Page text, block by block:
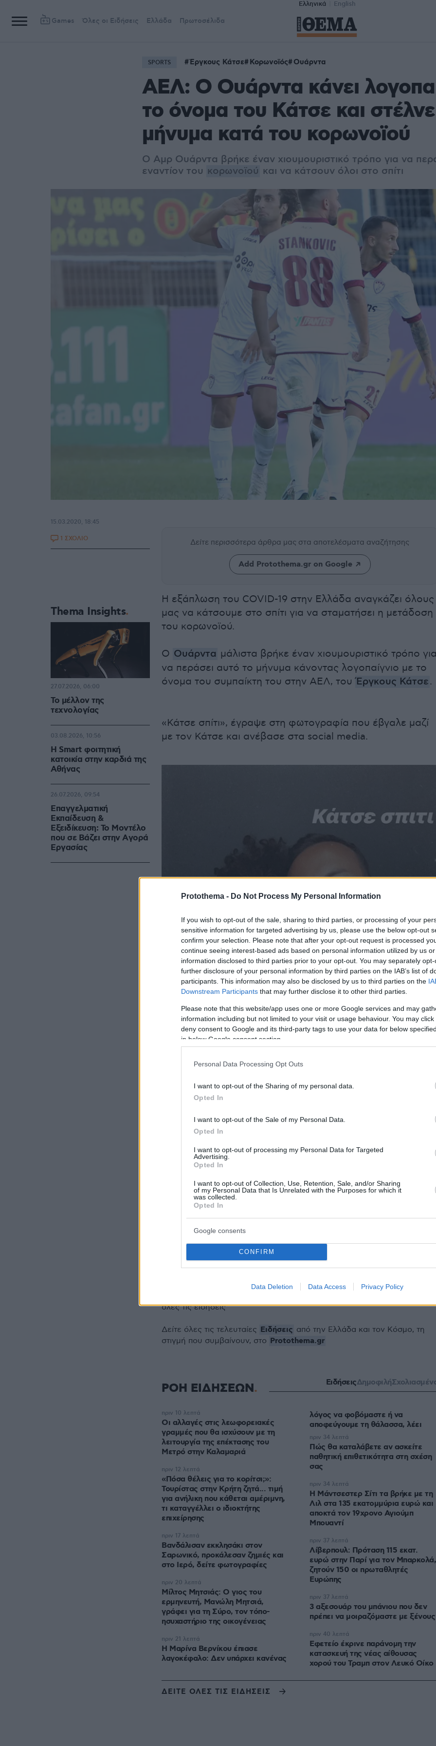
Protothema - Do Not Process My Personal Information
If you wish to opt-out of the sale, sharing to third parties, or processing of your
sensitive information for targeted advertising by us, please use the below opt-out
confirm your selection. Please note that after your opt-out request is processed
continue seeing interest-based ads based on personal information utilized by us
information disclosed to third parties prior to your opt-out. You may separately
further disclosure of your personal information by third parties on the IAB’s list of
participants. This information may also be disclosed by us to third parties on the
Downstream Participants that may further disclose it to other third parties.
Please note that this website/app uses one or more Google services and may
information including but not limited to your visit or usage behaviour. You may
deny consent to Google and its third-party tags to use your data for below
in below Google consent section.
Personal Data Processing Opt Outs
I want to opt-out of the Sharing of my personal data.
Opted In
I want to opt-out of the Sale of my Personal Data.
Opted In
I want to opt-out of processing my Personal Data for Targeted
Advertising.
Opted In
I want to opt-out of Collection, Use, Retention, Sale, and/or Sharing
of my Personal Data that Is Unrelated with the Purposes for which it
was collected.
Opted In
Google consents
CONFIRM
Data Deletion Data Access Privacy Policy
Ελληνικά English
Games Όλες οι Ειδήσεις Ελλάδα Πρωτοσέλιδα
SPORTS Έργκους Κάτσε Κορωνοϊός Ουάρντα
ΑΕΛ: Ο Ουάρντα κάνει
το όνομα του Κάτσε και
μήνυμα κατά του κορωνοϊού
Ο Αμρ Ουάρντα βρήκε έναν χιουμουριστικό τρόπο για να
εναντίον του κορωνοϊού και να κάτσουν όλοι στο σπίτι
Δείτε περισσότερα άρθρα μας στα αποτελέσματα αναζήτησης
Add Protothema.gr on Google
Η εξάπλωση του COVID-19 στην Ελλάδα αναγκάζει όλους
μας να κάτσουμε στο σπίτι για να σταματήσει η μετάδοση
του κορωνοϊού.
Ο Ουάρντα μάλιστα βρήκε έναν χιουμουριστικό τρόπο
να περάσει αυτό το μήνυμα κάνοντας λογοπαίγνιο με το
όνομα του συμπαίκτη του στην ΑΕΛ, τουΈργκους Κάτσε.
«Κάτσε σπίτι», έγραψε στη φωτογραφία που έβγαλε μαζί
με τον Κάτσε και ανέβασε στα social media.
15.03.2020, 18:45
1 ΣΧΟΛΙΟ
Thema Insights
Το μέλλον της
τεχνολογίας
27.07.2026, 06:00
Η Smart φοιτητική
κατοικία στην καρδιά της
Αθήνας
03.08.2026, 10:56
Επαγγελματική
Εκπαίδευση &
Εξειδίκευση: Το Mοντέλο
που σε Bάζει στην Aγορά
Eργασίας
26.07.2026, 09:54
όλες τις ειδήσεις
Δείτε όλες τις τελευταίες Ειδήσεις από την Ελλάδα και τον Κόσμο, τη
στιγμή που συμβαίνουν, στο Protothema.gr
ΡΟΗ ΕΙΔΗΣΕΩΝ ΕιδήσειςΔημοφιλή
Οι αλλαγές στις λεωφορειακές
γραμμές που θα ισχύσουν με τη
λειτουργία της επέκτασης του
Μετρό στην Καλαμαριά
πριν 10 λεπτά
«Πόσα θέλεις για το κορίτσι;»:
Τουρίστας στην Κρήτη ζητά... τιμή
για ανήλικη που κάθεται αμέριμνη,
τι καταγγέλλει ο ιδιοκτήτης
επιχείρησης
πριν 12 λεπτά
Βανδάλισαν εκκλησάκι στον
Σαρωνικό, προκάλεσαν ζημιές και
στο Ιερό, δείτε φωτογραφίες
πριν 17 λεπτά
Μίλτος Μητσιάς: Ο γιος του
ερμηνευτή, Μανώλη Μητσιά,
γράφει για τη Σύρο, τον τόπο-
ησυχαστήριο της οικογένειας
πριν 20 λεπτά
Η Μαρίνα Βερνίκου έπιασε
λαγοκέφαλο: Δεν υπάρχει κανένας
λόγος να φοβόμαστε ή να
αποφεύγουμε τη θάλασσα, λέει
πριν 21 λεπτά
Πώς θα καταλάβετε αν ασκείτε
παθητική επιθετικότητα στη σχέση
σας
πριν 34 λεπτά
Η Μάντσεστερ Σίτι τα βρήκε με τη
Λιλ στα 135 εκατομμύρια ευρώ και
αποκτά τον 19χρονο Αγιούμπ
Μπουαντί
πριν 34 λεπτά
Λίβερπουλ: Πρόταση 115 εκατ.
ευρώ στην Παρί για τον Μπαρκολά,
ζητούν 150 οι πρωταθλητές
Ευρώπης
πριν 37 λεπτά
3 αξεσουάρ του μπάνιου που δεν
πρέπει να μοιραζόμαστε με ξένους
πριν 37 λεπτά
Εφετείο έκρινε παράνομη την
κατασκευή της νέας αίθουσας
χορού του Τραμπ στον Λευκό Οίκο
πριν 40 λεπτά
ΔΕΙΤΕ ΟΛΕΣ ΤΙΣ ΕΙΔΗΣΕΙΣ